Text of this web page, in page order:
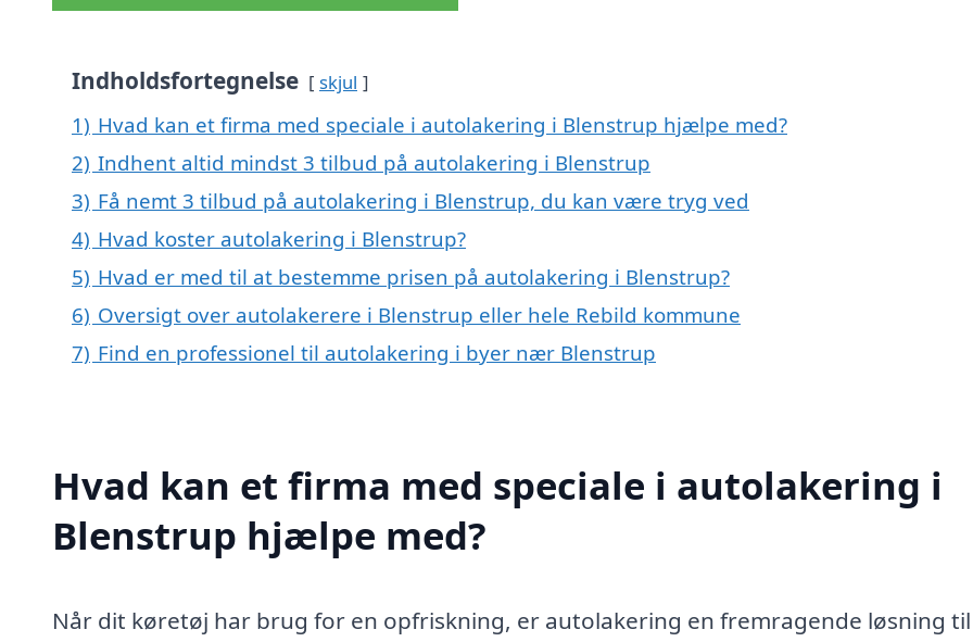
Indholdsfortegnelse skjul
1) Hvad kan et firma med speciale i autolakering i Blenstrup hjælpe med?
2) Indhent altid mindst 3 tilbud på autolakering i Blenstrup
3) Få nemt 3 tilbud på autolakering i Blenstrup, du kan være tryg ved
4) Hvad koster autolakering i Blenstrup?
5) Hvad er med til at bestemme prisen på autolakering i Blenstrup?
6) Oversigt over autolakerere i Blenstrup eller hele Rebild kommune
7) Find en professionel til autolakering i byer nær Blenstrup
Hvad kan et firma med speciale i autolakering i
Blenstrup hjælpe med?
Når dit køretøj har brug for en opfriskning, er autolakering en fremragende løsning